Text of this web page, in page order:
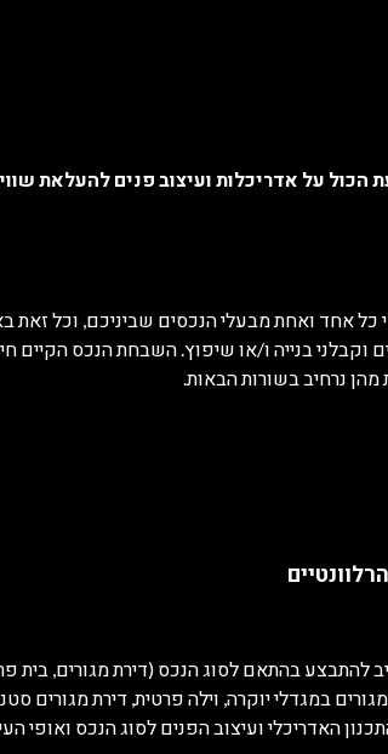
הכול על אדריכלות ועיצוב פנים להעלאת
כל אחד ואחת מבעלי הנכסים שביניכם, וכל זאת
וקבלני בנייה ו/או שיפוץ. השבחת הנכס הקיים
נרחיב בשורות הבאות.
להתבצע בהתאם לסוג הנכס (דירת מגורים, בית
במגדלי יוקרה, וילה פרטית, דירת מגורים
האדריכלי ועיצוב הפנים לסוג הנכס ואופי